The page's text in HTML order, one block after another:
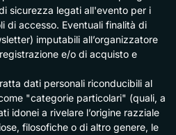
sicurezza legati all'evento per i
di accesso. Eventuali finalità di
imputabili all’organizzatore
e/o di acquisto e
dati personali riconducibili al
"categorie particolari" (quali, a
idonei a rivelare l’origine razziale
filosofiche o di altro genere, le